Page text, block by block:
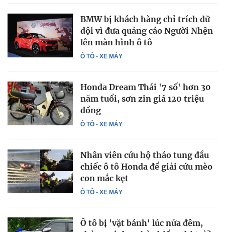
Ô TÔ - XE MÁY
BMW bị khách hàng chỉ trích dữ
dội vì đưa quảng cáo Người Nhện
lên màn hình ô tô
Ô TÔ - XE MÁY
Honda Dream Thái '7 số' hơn 30
năm tuổi, sơn zin giá 120 triệu
đồng
Ô TÔ - XE MÁY
Nhân viên cứu hộ tháo tung đầu
chiếc ô tô Honda để giải cứu mèo
con mắc kẹt
Ô tô bị 'vặt bánh' lúc nửa đêm,